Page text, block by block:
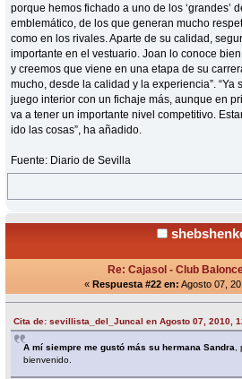
porque hemos fichado a uno de los ‘grandes’
emblemático, de los que generan mucho
como en los rivales. Aparte de su calidad,
importante en el vestuario. Joan lo conoce
y creemos que viene en una etapa de su
mucho, desde la calidad y la experiencia”. “Ya
juego interior con un fichaje más, aunque en
va a tener un importante nivel competitivo.
ido las cosas”, ha añadido.
Fuente: Diario de Sevilla
Re: Cajasol - Club
« Respuesta #22 en: Agosto 07,
Cita de: sevillista_del_Juncal en Agosto 07, 2010,
A mí siempre me gustó más su hermana Sandra
bienvenido.